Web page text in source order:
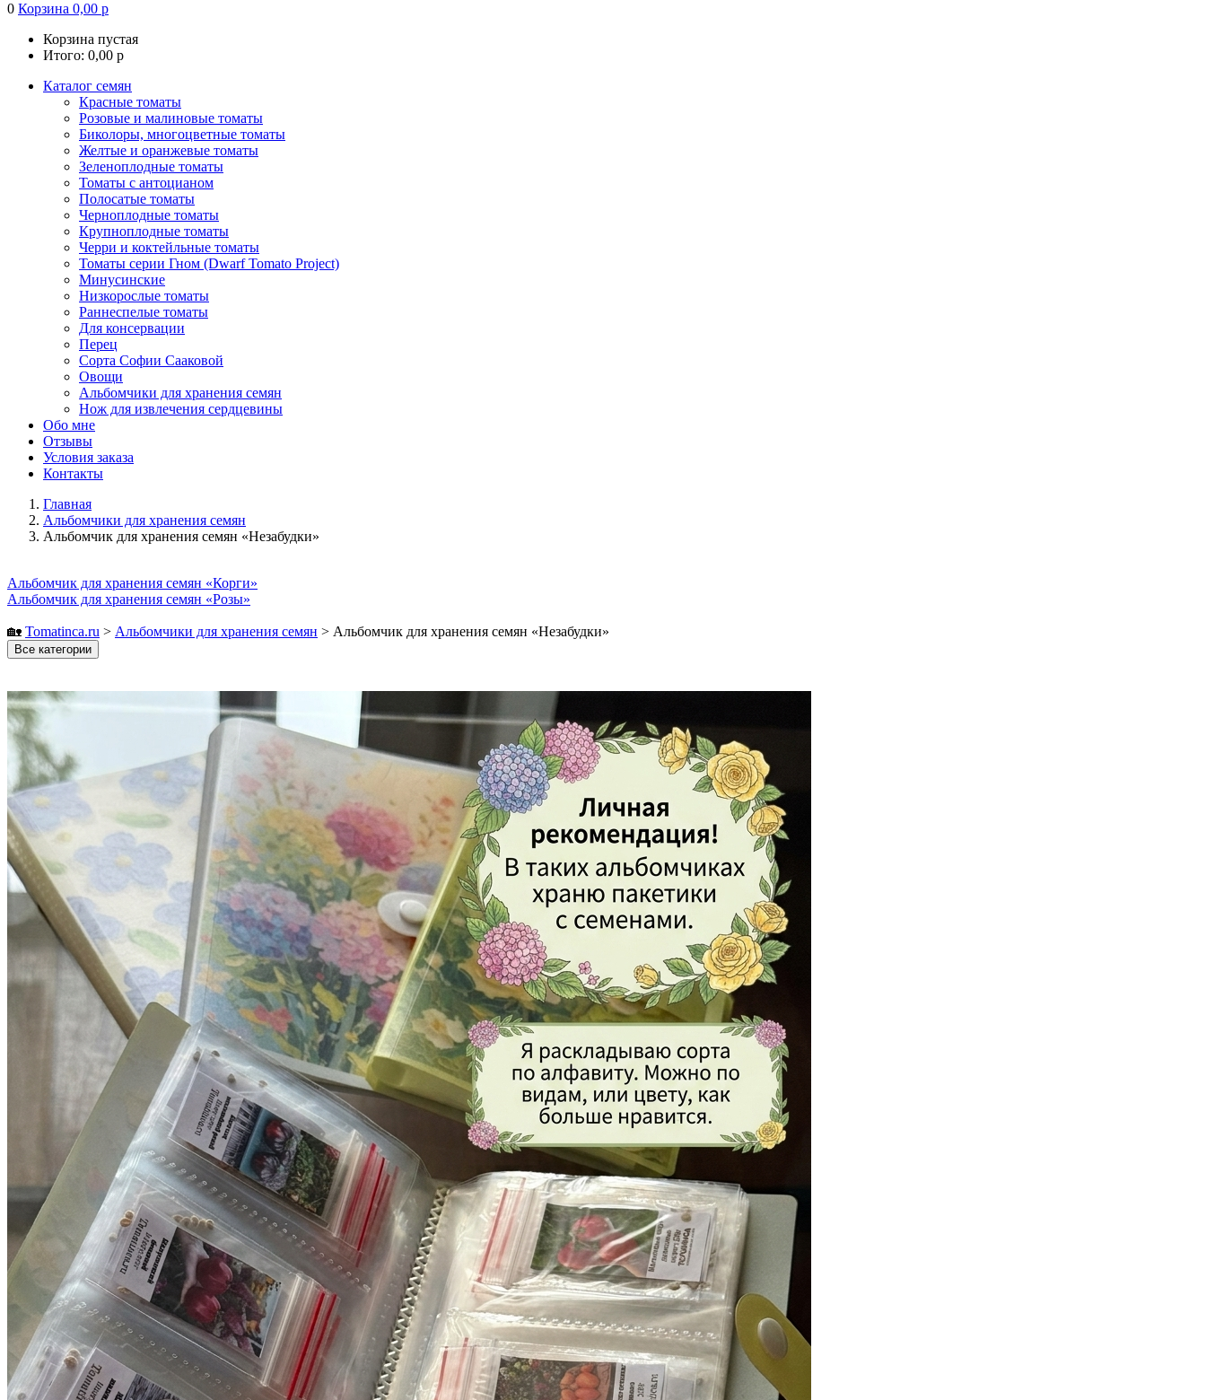
0 Корзина 0,00 р
Корзина пустая
Итого: 0,00 р
Каталог семян
Красные томаты
Розовые и малиновые томаты
Биколоры, многоцветные томаты
Желтые и оранжевые томаты
Зеленоплодные томаты
Томаты с антоцианом
Полосатые томаты
Черноплодные томаты
Крупноплодные томаты
Черри и коктейльные томаты
Томаты серии Гном (Dwarf Tomato Project)
Минусинские
Низкорослые томаты
Раннеспелые томаты
Для консервации
Перец
Сорта Софии Сааковой
Овощи
Альбомчики для хранения семян
Нож для извлечения сердцевины
Обо мне
Отзывы
Условия заказа
Контакты
Главная
Альбомчики для хранения семян
Альбомчик для хранения семян «Незабудки»
Альбомчик для хранения семян «Корги»
Альбомчик для хранения семян «Розы»
🏡 Tomatinсa.ru > Альбомчики для хранения семян > Альбомчик для хранения семян «Незабудки»
Все категории